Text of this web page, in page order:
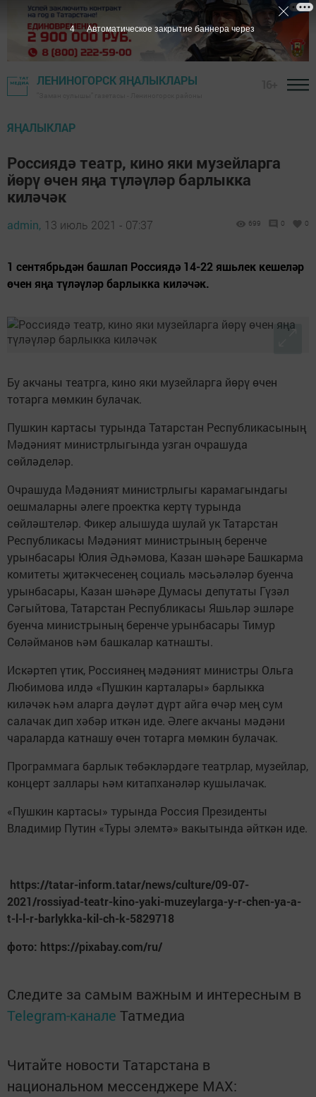
ЛЕНИНОГОРСК ЯҢАЛЫКЛАРЫ
ЯҢАЛЫКЛАР
Россиядә театр, кино яки музейларга
йөрү өчен яңа түләүләр барлыкка
киләчәк
admin, 13 июль 2021 - 07:37 699 0 0
1 сентябрьдән башлап Россиядә 14-22 яшьлек кешеләр
өчен яңа түләүләр барлыкка киләчәк.
Бу акчаны театрга, кино яки музейларга йөрү өчен
тотарга мөмкин булачак.
Пушкин картасы турында Татарстан Республикасының
Мәдәният министрлыгында узган очрашуда
сөйләделәр.
Очрашуда Мәдәният министрлыгы карамагындагы
оешмаларны әлеге проектка кертү турында
сөйләштеләр. Фикер алышуда шулай ук Татарстан
Республикасы Мәдәният министрының беренче
урынбасары Юлия Әдһәмова, Казан шәһәре Башкарма
комитеты җитәкчесенең социаль мәсьәләләр буенча
урынбасары, Казан шәһәре Думасы депутаты Гүзәл
Сәгыйтова, Татарстан Республикасы Яшьләр эшләре
буенча министрының беренче урынбасары Тимур
Сөләйманов һәм башкалар катнашты.
Искәртеп үтик, Россиянең мәдәният министры Ольга
Любимова илдә «Пушкин карталары» барлыкка
киләчәк һәм аларга дәүләт дүрт айга өчәр мең сум
салачак дип хәбәр иткән иде. Әлеге акчаны мәдәни
чараларда катнашу өчен тотарга мөмкин булачак.
Программага барлык төбәкләрдәге театрлар, музейлар,
концерт заллары һәм китапханәләр кушылачак.
«Пушкин картасы» турында Россия Президенты
Владимир Путин «Туры элемтә» вакытында әйткән иде.
https://tatar-inform.tatar/news/culture/09-07-
2021/rossiyad-teatr-kino-yaki-muzeylarga-y-r-chen-ya-a-
t-l-l-r-barlykka-kil-ch-k-5829718
фото: https://pixabay.com/ru/
Следите за самым важным и интересным в
Telegram-канале Татмедиа
Читайте новости Татарстана в
национальном мессенджере MАХ:
3 Автоматическое закрытие баннера через